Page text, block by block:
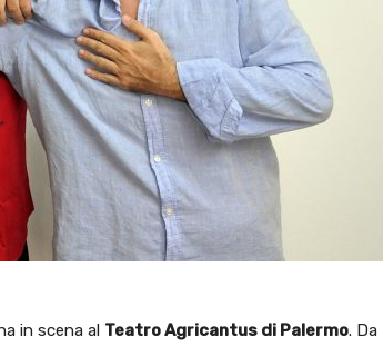
in scena al Teatro Agricantus di Palermo. Da